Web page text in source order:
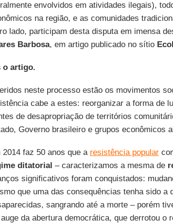
envolvidos em atividades ilegais),
na região, e as comunidades
lado, participam desta disputa em imensa
Barbosa, em artigo publicado no sítio
o artigo.
neste processo estão os movimentos
cabe a estes: reorganizar a forma de
de desapropriação de territórios
Governo brasileiro e grupos econômicos
2014 faz 50 anos que a resistência popular
ditatorial – caracterizamos a mesma de
significativos foram conquistados:
que uma das consequências tenha sido a
sangrando até a morte – porém
da abertura democrática, que derrotou o